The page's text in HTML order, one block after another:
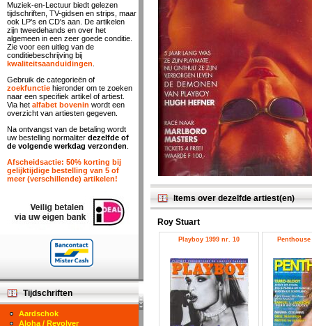
Items over dezelfde artiest(en)
Roy Stuart
Playboy 1999 nr. 10
Muziek-en-Lectuur biedt gelezen
tijdschriften, TV-gidsen en strips, maar
ook LP's en CD's aan. De artikelen
zijn tweedehands en over het
algemeen in een zeer goede conditie.
Zie voor een uitleg van de
conditiebeschrijving bij
kwaliteitsaanduidingen
Gebruik de categorieën of
zoekfunctie hieronder om te zoeken
naar een specifiek artikel of artiest.
Via het alfabet bovenin wordt een
overzicht van artiesten gegeven.
Na ontvangst van de betaling wordt
uw bestelling normaliter dezelfde of
de volgende werkdag verzonden
Afscheidsactie: 50% korting bij
gelijktijdige bestelling van 5 of
meer (verschillende) artikelen!
Tijdschriften
Aardschok
Aloha / Revolver